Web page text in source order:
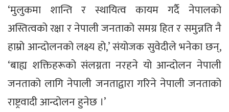
‘मुलुकमा शान्ति र स्थायित्व कायम गर्दै नेपालको
अस्तित्वको रक्षा र नेपाली जनताको समग्र हित र समुन्नति नै
हाम्रो आन्दोलनको लक्ष्य हो,’ संयोजक सुवेदीले भनेका छन्,
‘बाह्य शक्तिहरूको संलग्नता नरहने यो आन्दोलन नेपाली
जनताको लागि नेपाली जनताद्वारा गरिने नेपाली जनताको
राष्ट्रवादी आन्दोलन हुनेछ ।’